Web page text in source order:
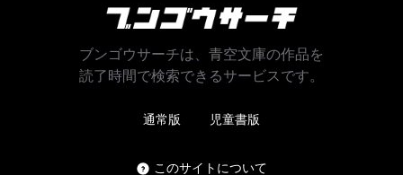
ブンゴウサーチは、青空文庫の作品を
読了時間で検索できるサービスです。
通常版 児童書版
このサイトについて